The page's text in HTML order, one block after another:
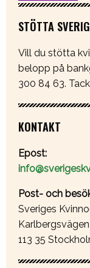
STÖTTA
Vill du stötta
belopp på
300 84 63.
KONTAKT
Epost:
Post- och
Sveriges
113 35